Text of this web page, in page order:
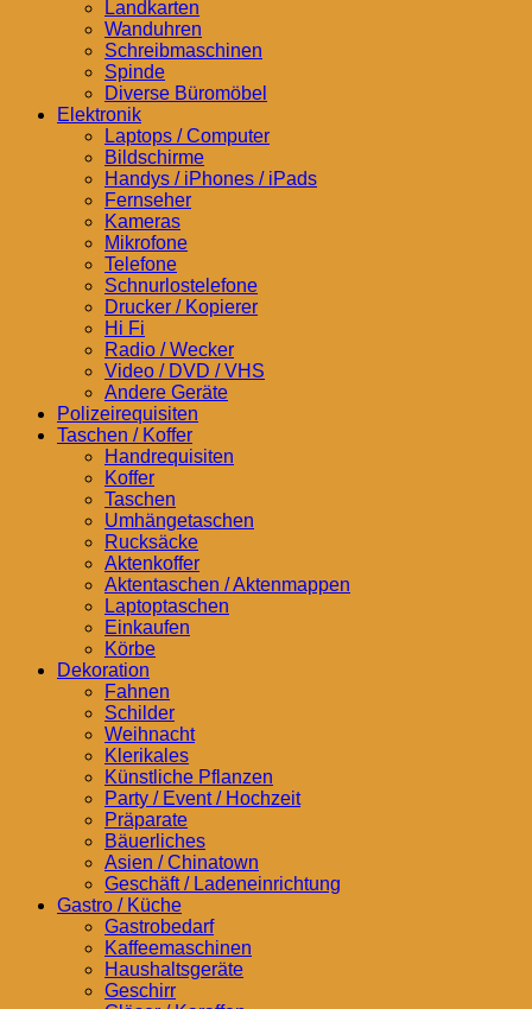
Landkarten
Wanduhren
Schreibmaschinen
Spinde
Diverse Büromöbel
Elektronik
Laptops / Computer
Bildschirme
Handys / iPhones / iPads
Fernseher
Kameras
Mikrofone
Telefone
Schnurlostelefone
Drucker / Kopierer
Hi Fi
Radio / Wecker
Video / DVD / VHS
Andere Geräte
Polizeirequisiten
Taschen / Koffer
Handrequisiten
Koffer
Taschen
Umhängetaschen
Rucksäcke
Aktenkoffer
Aktentaschen / Aktenmappen
Laptoptaschen
Einkaufen
Körbe
Dekoration
Fahnen
Schilder
Weihnacht
Klerikales
Künstliche Pflanzen
Party / Event / Hochzeit
Präparate
Bäuerliches
Asien / Chinatown
Geschäft / Ladeneinrichtung
Gastro / Küche
Gastrobedarf
Kaffeemaschinen
Haushaltsgeräte
Geschirr